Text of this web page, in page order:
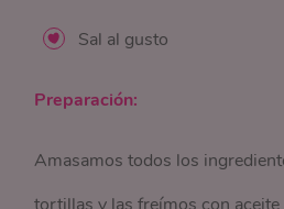
Sal al gusto
Preparación:
Amasamos todos los